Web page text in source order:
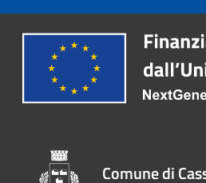
Comune di